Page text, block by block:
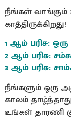
நீங்கள் வாங்கும்
காத்திருக்கிறது!
1 ஆம் பரிசு:
2 ஆம் பரிசு:
3 ஆம் பரிசு:
நீங்களும் ஒரு
காலம்
உங்கள் தாரணி